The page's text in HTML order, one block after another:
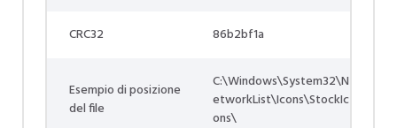
CRC32 86b2bf1a
Esempio di posizione
del file
C:\Windows\System32\N
etworkList\Icons\StockIc
ons\